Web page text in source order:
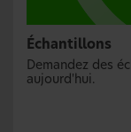
Échantillons
Demandez des
aujourd'hui.